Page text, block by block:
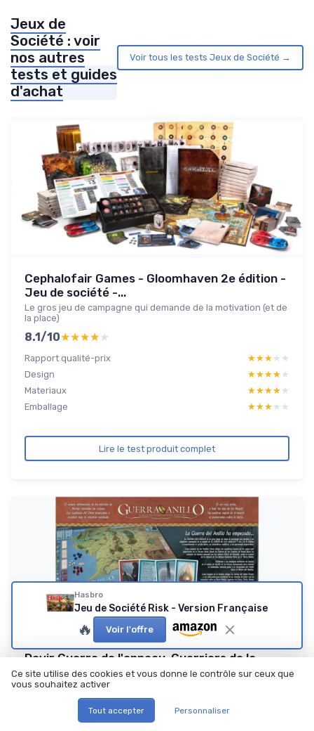
Jeux de
Société : voir
nos autres
tests et guides
d'achat
Voir tous les tests Jeux de Société →
Cephalofair Games - Gloomhaven 2e édition -
Jeu de société -...
Le gros jeu de campagne qui demande de la motivation (et de
la place)
8.1/10★★★★★
★★★★★
Rapport qualité-prix ★★★★★
★★★★★
Design
★★★★★
★★★★★
Materiaux
★★★★★
★★★★★
Emballage
★★★★★
★★★★★
Lire le test produit complet
Devir Guerre de l'anneau, Guerriers de la
Terre du Milieu, J...
L’extension qui muscle vraiment le jeu
★★★★★
★★★★★
Hasbro
Jeu de Société Risk - Version Française
🔥 Voir l'offre
Ce site utilise des cookies et vous donne le contrôle sur ceux que
vous souhaitez activer
Tout accepter Personnaliser